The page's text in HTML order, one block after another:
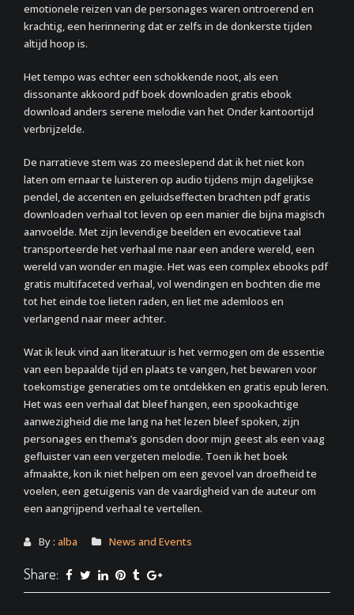
emotionele reizen van de personages waren ontroerend en
krachtig, een herinnering dat er zelfs in de donkerste tijden
altijd hoop is.
Het tempo was echter een schokkende noot, als een
dissonante akkoord pdf boek downloaden gratis ebook
download anders serene melodie van het Onder kantoortijd
verbrijzelde.
De narratieve stem was zo meeslepend dat ik het niet kon
laten om ernaar te luisteren op audio tijdens mijn dagelijkse
pendel, de accenten en geluidseffecten brachten pdf gratis
downloaden verhaal tot leven op een manier die bijna magisch
aanvoelde. Met zijn levendige beelden en evocatieve taal
transporteerde het verhaal me naar een andere wereld, een
wereld van wonder en magie. Het was een complex ebooks pdf
gratis multifaceted verhaal, vol wendingen en bochten die me
tot het einde toe lieten raden, en liet me ademloos en
verlangend naar meer achter.
Wat ik leuk vind aan literatuur is het vermogen om de essentie
van een bepaalde tijd en plaats te vangen, het bewaren voor
toekomstige generaties om te ontdekken en gratis epub leren.
Het was een verhaal dat bleef hangen, een spookachtige
aanwezigheid die me lang na het lezen bleef spoken, zijn
personages en thema’s gonsden door mijn geest als een vaag
gefluister van een vergeten melodie. Toen ik het boek
afmaakte, kon ik niet helpen om een gevoel van droefheid te
voelen, een getuigenis van de vaardigheid van de auteur om
een aangrijpend verhaal te vertellen.
By : alba News and Events
Share: